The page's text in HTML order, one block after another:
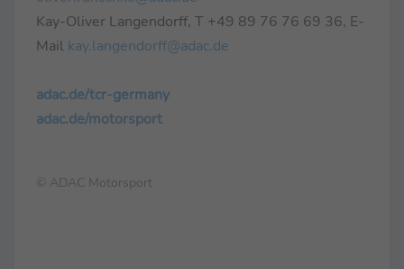
Kay-Oliver Langendorff, T +49 89 76 76 69 36, E-
Mail kay.langendorff@adac.de
adac.de/tcr-germany
adac.de/motorsport
© ADAC Motorsport